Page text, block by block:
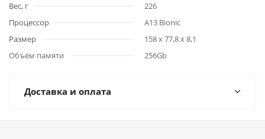
Вес, г
226
Процессор
A13 Bionic
Размер
158 x 77,8 x 8,1
Объём памяти
256Gb
Доставка и оплата